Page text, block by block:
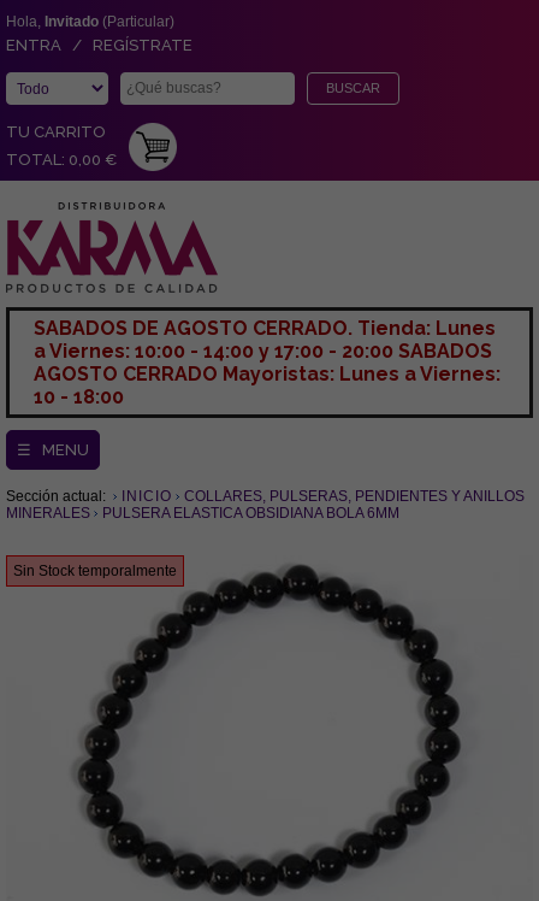
Hola, Invitado (Particular)
ENTRA / REGÍSTRATE
TU CARRITO
TOTAL: 0,00 €
SABADOS DE AGOSTO CERRADO. Tienda: Lunes
a Viernes: 10:00 - 14:00 y 17:00 - 20:00 SABADOS
AGOSTO CERRADO Mayoristas: Lunes a Viernes:
10 - 18:00
☰ MENU
Sección actual: INICIO
COLLARES, PULSERAS, PENDIENTES Y ANILLOS
MINERALES
PULSERA ELASTICA OBSIDIANA BOLA 6MM
Sin Stock temporalmente